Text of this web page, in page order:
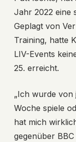
Jahr 2022 eine
Geplagt von
Training, hatte
LIV-Events
25. erreicht.
„Ich wurde von
Woche spiele
hat mich
gegenüber